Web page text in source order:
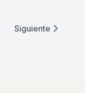
Siguiente